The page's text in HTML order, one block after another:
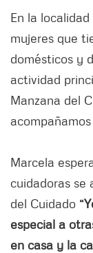
En la
mujeres que
domésticos y
actividad
Manzana del
Marcela
cuidadoras se
del Cuidado
especial a
en casa y la